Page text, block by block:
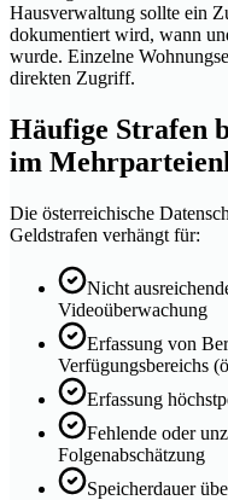
Hausverwaltung sollte ein
dokumentiert wird, wann
wurde. Einzelne
direkten Zugriff.
Häufige Strafen
im
Die österreichische
Geldstrafen verhängt für:
Nicht
Videoüberwachung
Erfassung von
Verfügungsbereichs
Erfassung
Fehlende oder
Folgenabschätzung
Speicherdauer